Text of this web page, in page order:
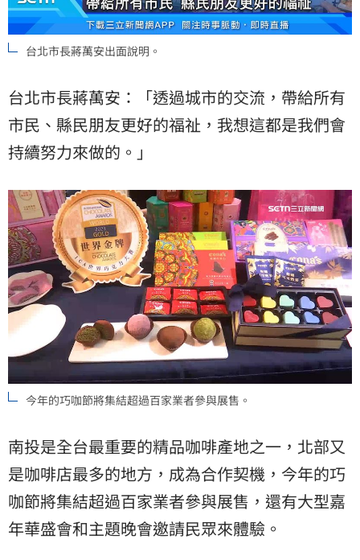
台北市長蔣萬安出面說明。
台北市長蔣萬安：「透過城市的交流，帶給所有
市民、縣民朋友更好的福祉，我想這都是我們會
持續努力來做的。」
今年的巧咖節將集結超過百家業者參與展售。
南投是全台最重要的精品咖啡產地之一，北部又
是咖啡店最多的地方，成為合作契機，今年的巧
咖節將集結超過百家業者參與展售，還有大型嘉
年華盛會和主題晚會邀請民眾來體驗。